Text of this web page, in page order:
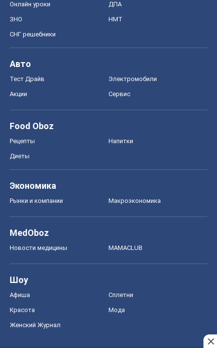
Онлайн уроки ДПА
ЗНО НМТ
СНГ решебники
Авто
Тест Драйв Электромобили
Акции Сервис
Food Oboz
Рецепты Напитки
Диеты
Экономика
Рынки и компании Mакроэкономика
MedOboz
Новости медицины MAMACLUB
Шоу
Афиша Сплетни
Красота Мода
Женский Журнал